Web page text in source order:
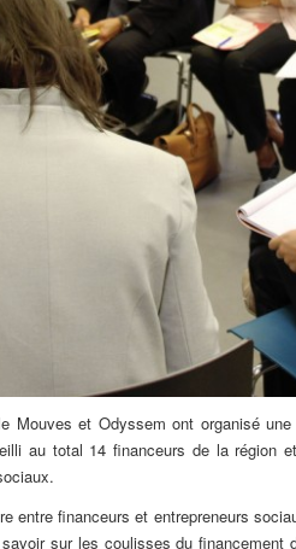
Mouves et Odyssem ont organisé une
au total 14 financeurs de la région
financeurs et entrepreneurs
sur les coulisses du financement